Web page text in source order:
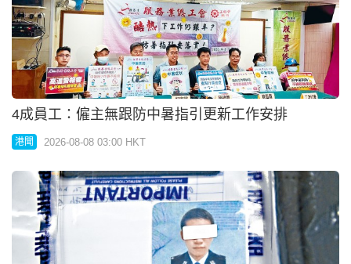
主婦墮假公安騙局 痛失6984萬
2026-08-08 03:00 HKT